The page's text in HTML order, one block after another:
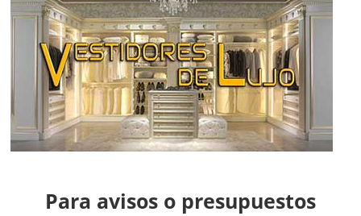
Electricistas Cáceres
Electricistas Cádiz
Electricistas Cantabria
Electricistas Castellón
Electricistas Ceuta
Electricistas Ciudad Real
Electricistas Córdoba
Electricistas Girona
Para avisos o presupuestos